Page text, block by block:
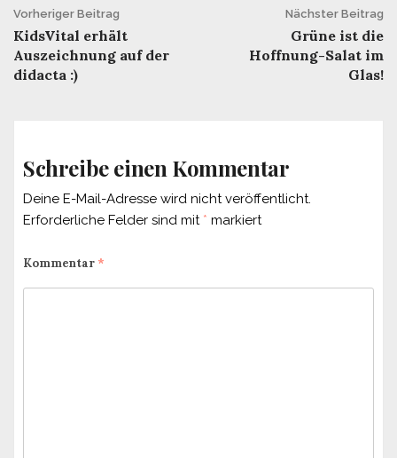
Beitrags-
Navigation
Vorheriger Beitrag
KidsVital erhält
Auszeichnung auf der
didacta :)
Nächster Beitrag
Grüne ist die
Hoffnung-Salat im
Glas!
Schreibe einen Kommentar
Deine E-Mail-Adresse wird nicht veröffentlicht.
Erforderliche Felder sind mit * markiert
Kommentar *